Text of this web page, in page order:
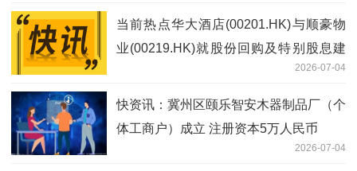
当前热点华大酒店(00201.HK)与顺豪物
业(00219.HK)就股份回购及特别股息建
2026-07-04
快资讯：冀州区颐乐智安木器制品厂（个
体工商户）成立 注册资本5万人民币
2026-07-04